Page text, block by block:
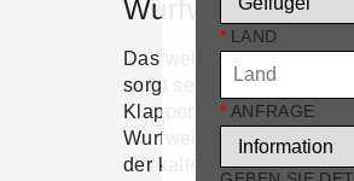
* LAND
* ANFRAGE
Wurfweite
Das wellenförmige
sorgt selbst bei geringer
Klappenöffnung für eine
Wurfweite, was für die
der kalten Jahreszeit